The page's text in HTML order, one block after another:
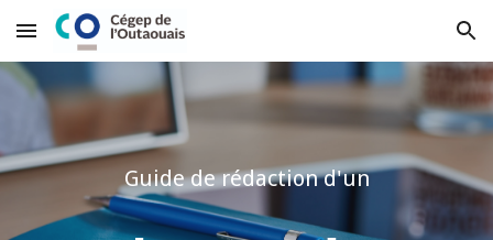
Skip to main content Skip to navigation
Guide de rédaction d'un